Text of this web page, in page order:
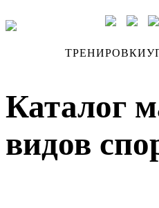
ТРЕНИРОВКИ
Каталог
видов